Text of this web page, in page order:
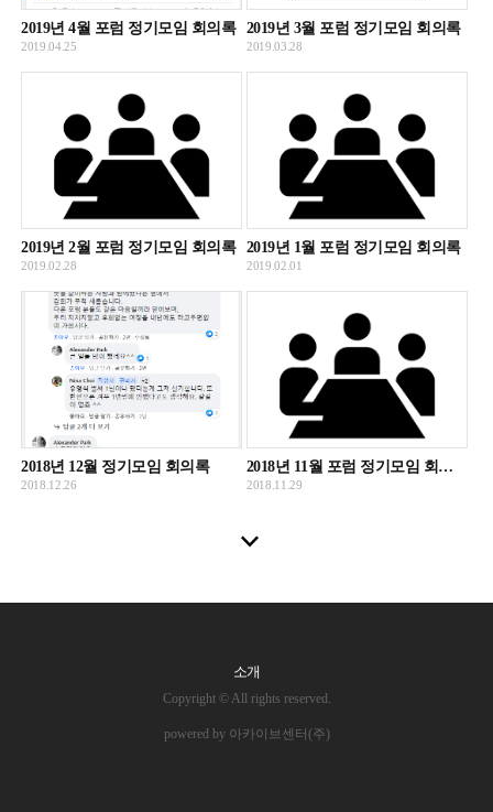
2019년 4월 포럼 정기모임 회의록
2019.04.25
2019년 3월 포럼 정기모임 회의록
2019.03.28
2019년 2월 포럼 정기모임 회의록
2019.02.28
2019년 1월 포럼 정기모임 회의록
2019.02.01
2018년 12월 정기모임 회의록
2018.12.26
2018년 11월 포럼 정기모임 회의록
2018.11.29
소개
Copyright © All rights reserved.
powered by 아카이브센터(주)